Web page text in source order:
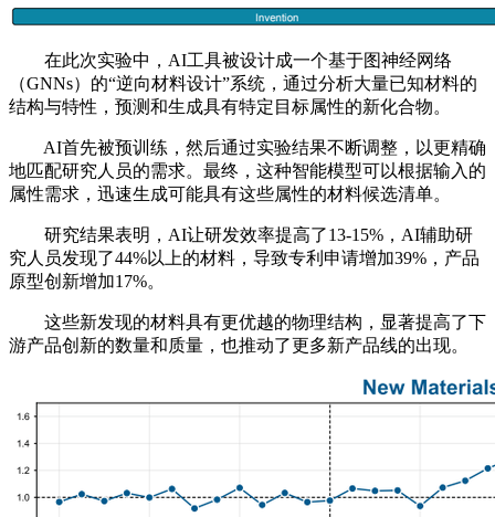
在此次实验中，AI工具被设计成一个基于图神经网络
（GNNs）的“逆向材料设计”系统，通过分析大量已知材料的
结构与特性，预测和生成具有特定目标属性的新化合物。
AI首先被预训练，然后通过实验结果不断调整，以更精确
地匹配研究人员的需求。最终，这种智能模型可以根据输入的
属性需求，迅速生成可能具有这些属性的材料候选清单。
研究结果表明，AI让研发效率提高了13-15%，AI辅助研
究人员发现了44%以上的材料，导致专利申请增加39%，产品
原型创新增加17%。
这些新发现的材料具有更优越的物理结构，显著提高了下
游产品创新的数量和质量，也推动了更多新产品线的出现。